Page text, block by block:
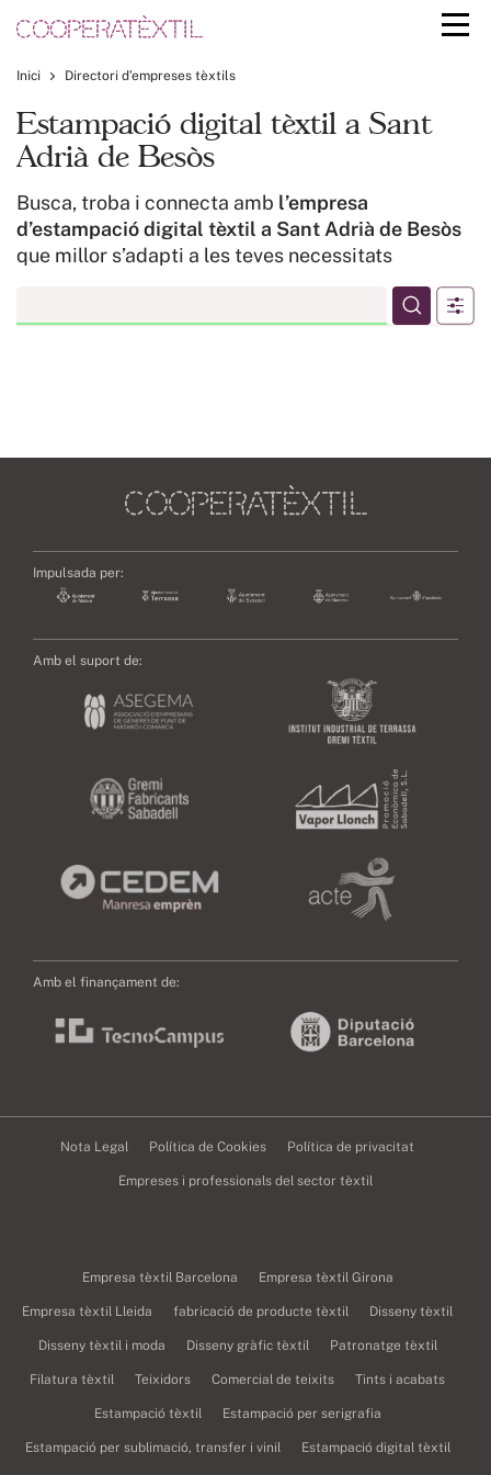
Inici Directori d’empreses tèxtils
Estampació digital tèxtil a Sant
Adrià de Besòs
Busca, troba i connecta amb l’empresa
d’estampació digital tèxtil a Sant Adrià de Besòs
que millor s’adapti a les teves necessitats
Impulsada per:
Amb el suport de:
Amb el finançament de:
Nota Legal Política de Cookies Política de privacitat
Empreses i professionals del sector tèxtil
Empresa tèxtil Barcelona Empresa tèxtil Girona
Empresa tèxtil Lleida fabricació de producte tèxtil Disseny tèxtil
Disseny tèxtil i moda Disseny gràfic tèxtil Patronatge tèxtil
Filatura tèxtil Teixidors Comercial de teixits Tints i acabats
Estampació tèxtil Estampació per serigrafia
Estampació per sublimació, transfer i vinil Estampació digital tèxtil